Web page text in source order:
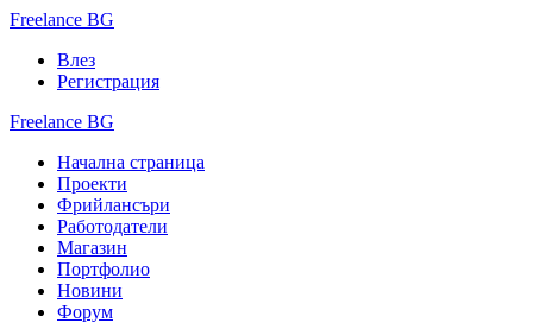
Freelance BG
Влез
Регистрация
Freelance BG
Начална страница
Проекти
Фрийлансъри
Работодатели
Магазин
Портфолио
Новини
Форум